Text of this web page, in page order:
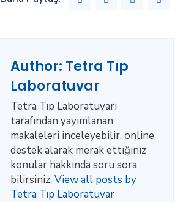
Author: Tetra Tıp
Laboratuvar
Tetra Tıp Laboratuvarı
tarafından yayımlanan
makaleleri inceleyebilir, online
destek alarak merak ettiğiniz
konular hakkında soru sora
bilirsiniz. View all posts by
Tetra Tıp Laboratuvar